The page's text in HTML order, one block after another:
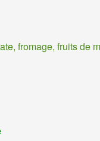
fromage, fruits de